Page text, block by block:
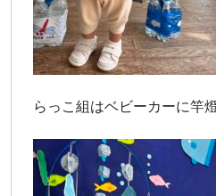
らっこ組はベビーカーに竿